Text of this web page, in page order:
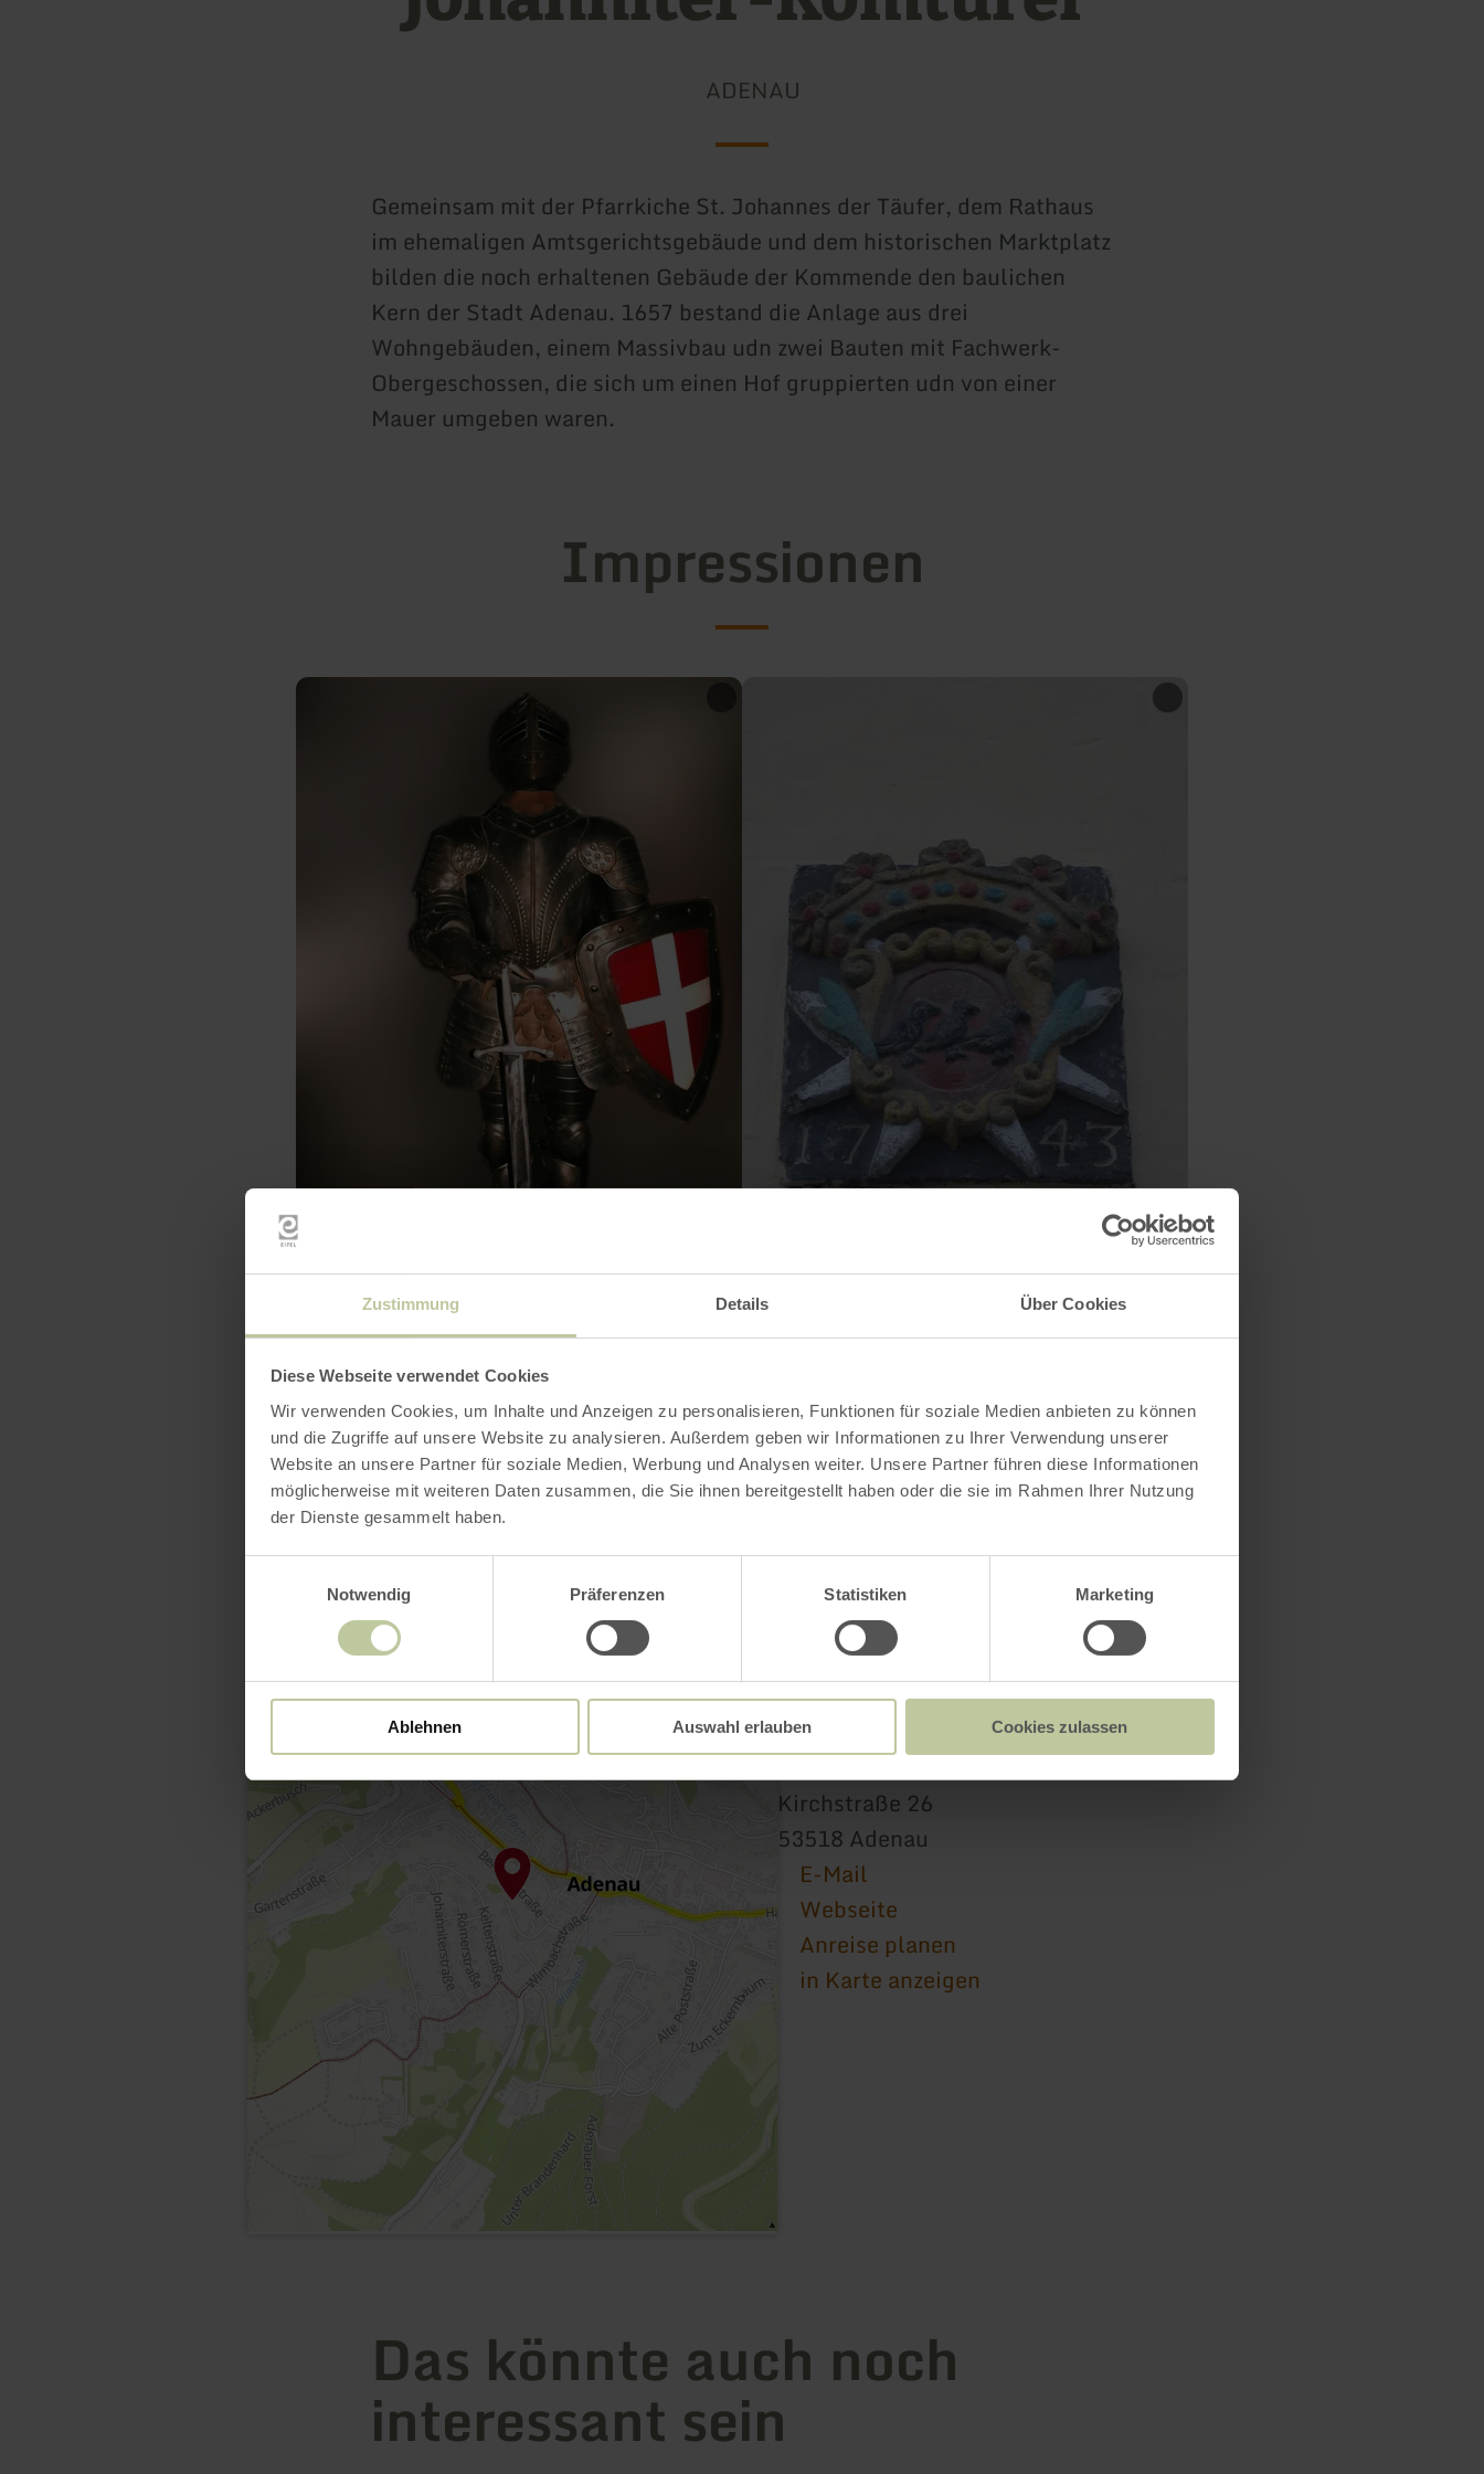
Zustimmung Details Über Cookies
Diese Webseite verwendet Cookies
Wir verwenden Cookies, um Inhalte und Anzeigen zu personalisieren, Funktionen für soziale Medien anbieten zu können
und die Zugriffe auf unsere Website zu analysieren. Außerdem geben wir Informationen zu Ihrer Verwendung unserer
Website an unsere Partner für soziale Medien, Werbung und Analysen weiter. Unsere Partner führen diese Informationen
möglicherweise mit weiteren Daten zusammen, die Sie ihnen bereitgestellt haben oder die sie im Rahmen Ihrer Nutzung
der Dienste gesammelt haben.
Notwendig
Präferenzen Statistiken Marketing
Ablehnen Auswahl erlauben Cookies zulassen
ADENAU
Gemeinsam mit der Pfarrkiche St. Johannes der Täufer, dem Rathaus
im ehemaligen Amtsgerichtsgebäude und dem historischen Marktplatz
bilden die noch erhaltenen Gebäude der Kommende den baulichen
Kern der Stadt Adenau. 1657 bestand die Anlage aus drei
Wohngebäuden, einem Massivbau udn zwei Bauten mit Fachwerk-
Obergeschossen, die sich um einen Hof gruppierten udn von einer
Mauer umgeben waren.
Impressionen
Kontakt
Johanniter-Komturei
Kirchstraße 26
53518 Adenau
E-Mail
Webseite
Anreise planen
in Karte anzeigen
Das könnte auch noch
interessant sein